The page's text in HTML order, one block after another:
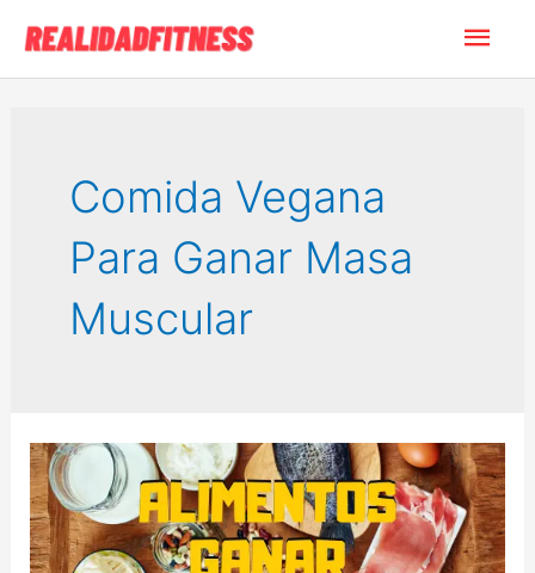
contenido
Comida Vegana
Para Ganar Masa
Muscular